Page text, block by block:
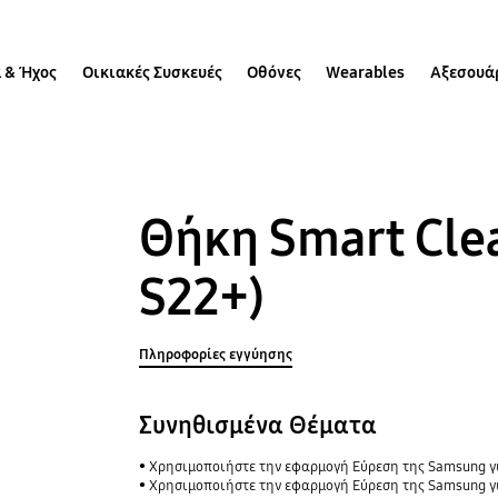
& Ήχος Οικιακές Συσκευές Οθόνες Wearables
Θήκη Smart
S22+)
Πληροφορίες εγγύησης
Συνηθισμένα Θέματα
Χρησιμοποιήστε την εφαρμογή Εύρεση της Samsung για να μοιραστείτε την
Χρησιμοποιήστε την εφαρμογή Εύρεση της Samsung